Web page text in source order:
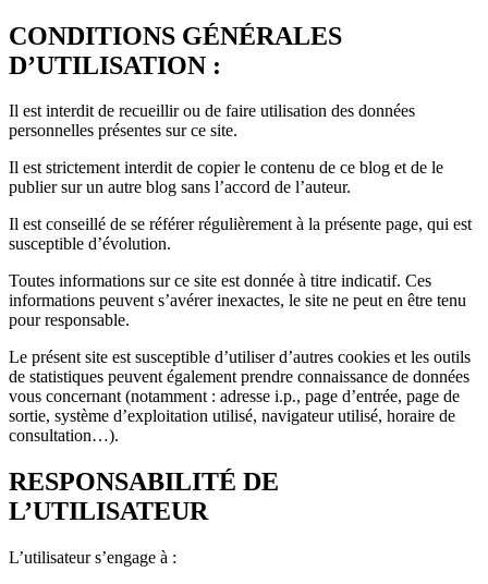
CONDITIONS GÉNÉRALES
D’UTILISATION :
Il est interdit de recueillir ou de faire utilisation des données
personnelles présentes sur ce site.
Il est strictement interdit de copier le contenu de ce blog et de le
publier sur un autre blog sans l’accord de l’auteur.
Il est conseillé de se référer régulièrement à la présente page, qui est
susceptible d’évolution.
Toutes informations sur ce site est donnée à titre indicatif. Ces
informations peuvent s’avérer inexactes, le site ne peut en être tenu
pour responsable.
Le présent site est susceptible d’utiliser d’autres cookies et les outils
de statistiques peuvent également prendre connaissance de données
vous concernant (notamment : adresse i.p., page d’entrée, page de
sortie, système d’exploitation utilisé, navigateur utilisé, horaire de
consultation…).
RESPONSABILITÉ DE
L’UTILISATEUR
L’utilisateur s’engage à :